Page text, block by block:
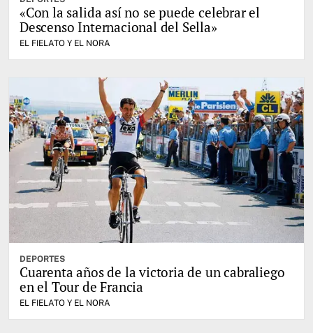
«Con la salida así no se puede celebrar el
Descenso Internacional del Sella»
EL FIELATO Y EL NORA
DEPORTES
Cuarenta años de la victoria de un cabraliego
en el Tour de Francia
EL FIELATO Y EL NORA